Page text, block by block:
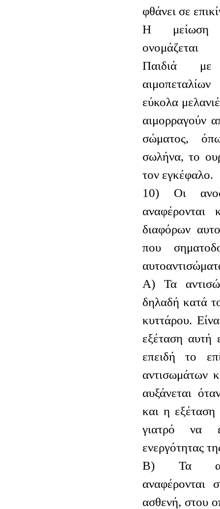
φθάνει σε
Η μείωση
ονομάζεται
Παιδιά με
εύκολα
αιμορραγούν
σώματος,
σωλήνα, το
τον εγκέφαλο.
10) Οι
αναφέρονται
διαφόρων
που
Α) Τα
δηλαδή κατά
κυττάρου.
εξέταση αυτή
επειδή το
αντισωμάτων
αυξάνεται
και η
γιατρό να
ενεργότητας
Β) Τα
αναφέρονται
ασθενή, στου